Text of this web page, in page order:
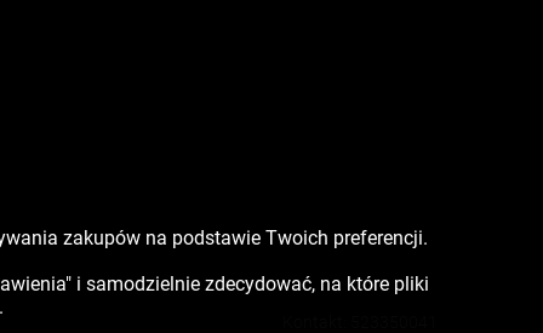
zakupów na podstawie Twoich preferencji.
i samodzielnie zdecydować, na które pliki
.